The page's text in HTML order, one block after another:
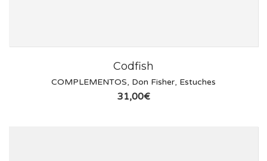
Codfish
COMPLEMENTOS, Don Fisher, Estuches
31,00€